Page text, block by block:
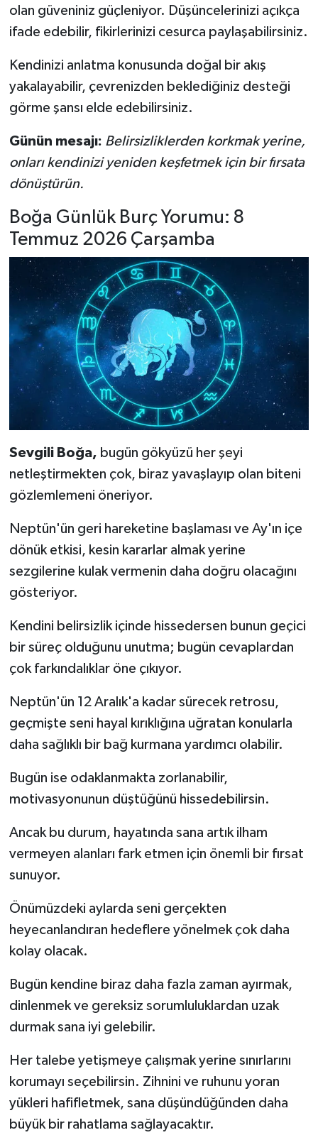
olan güveniniz güçleniyor. Düşüncelerinizi açıkça
ifade edebilir, fikirlerinizi cesurca paylaşabilirsiniz.
Kendinizi anlatma konusunda doğal bir akış
yakalayabilir, çevrenizden beklediğiniz desteği
görme şansı elde edebilirsiniz.
Günün mesajı: Belirsizliklerden korkmak yerine,
onları kendinizi yeniden keşfetmek için bir fırsata
dönüştürün.
Boğa Günlük Burç Yorumu: 8
Temmuz 2026 Çarşamba
Sevgili Boğa, bugün gökyüzü her şeyi
netleştirmekten çok, biraz yavaşlayıp olan biteni
gözlemlemeni öneriyor.
Neptün'ün geri hareketine başlaması ve Ay'ın içe
dönük etkisi, kesin kararlar almak yerine
sezgilerine kulak vermenin daha doğru olacağını
gösteriyor.
Kendini belirsizlik içinde hissedersen bunun geçici
bir süreç olduğunu unutma; bugün cevaplardan
çok farkındalıklar öne çıkıyor.
Neptün'ün 12 Aralık'a kadar sürecek retrosu,
geçmişte seni hayal kırıklığına uğratan konularla
daha sağlıklı bir bağ kurmana yardımcı olabilir.
Bugün ise odaklanmakta zorlanabilir,
motivasyonunun düştüğünü hissedebilirsin.
Ancak bu durum, hayatında sana artık ilham
vermeyen alanları fark etmen için önemli bir fırsat
sunuyor.
Önümüzdeki aylarda seni gerçekten
heyecanlandıran hedeflere yönelmek çok daha
kolay olacak.
Bugün kendine biraz daha fazla zaman ayırmak,
dinlenmek ve gereksiz sorumluluklardan uzak
durmak sana iyi gelebilir.
Her talebe yetişmeye çalışmak yerine sınırlarını
korumayı seçebilirsin. Zihnini ve ruhunu yoran
yükleri hafifletmek, sana düşündüğünden daha
büyük bir rahatlama sağlayacaktır.